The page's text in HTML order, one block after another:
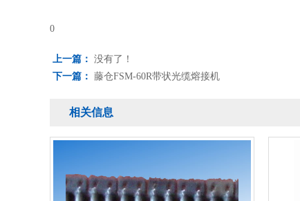
0
上一篇： 没有了！
下一篇： 藤仓FSM-60R带状光缆熔接机
相关信息